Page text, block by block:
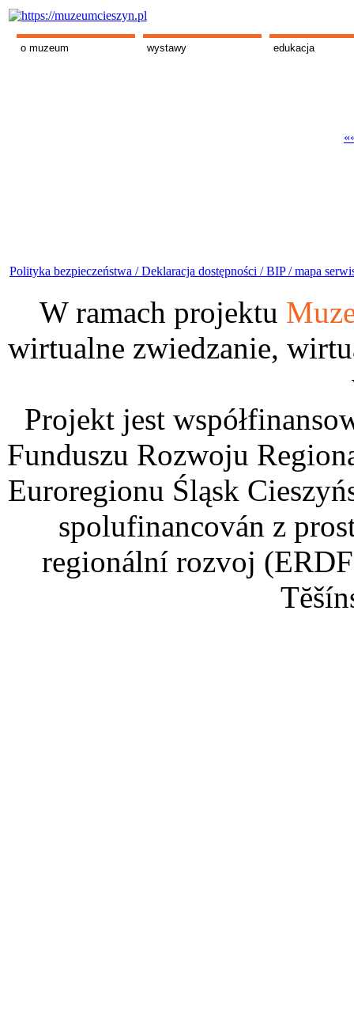
o muzeum wystawy edukacja
Polityka bezpieczeństwa /Deklaracja dostępności /BIP /mapa
W ramach projektu
wirtualne zwiedzanie,
Projekt jest
Funduszu Rozwoju
Euroregionu Śląsk
spolufinancován z
regionální rozvoj